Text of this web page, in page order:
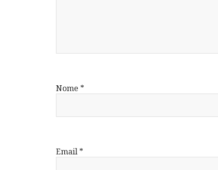
Nome *
Email *